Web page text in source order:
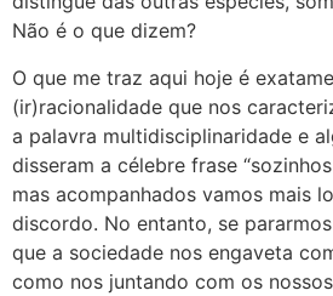
Não é o que dizem?
O que me traz aqui hoje é
(ir)racionalidade que nos
a palavra multidisciplinaridade e
disseram a célebre frase
mas acompanhados vamos mais
discordo. No entanto, se
que a sociedade nos engaveta
como nos juntando com os